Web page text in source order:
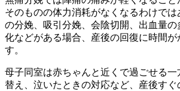
そのものの体力消耗がなくなるわけでは
の分娩、吸引分娩、会陰切開、出血量
化などがある場合、産後の回復に時間が
す。
母子同室は赤ちゃんと近くで過ごせる
替え、泣いたときの対応など、産後す